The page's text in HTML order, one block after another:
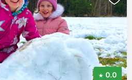
0.0